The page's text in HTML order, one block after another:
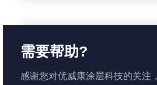
需要帮助?
感谢您对优威康涂层科技的关注，